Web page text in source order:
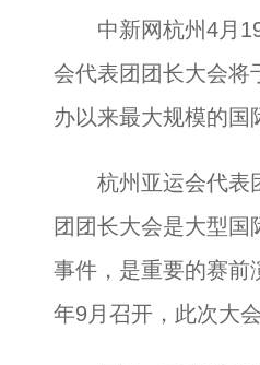
中新网杭州4月19
会代表团团长大会将
办以来最大规模的国
杭州亚运会代表团
团团长大会是大型
事件，是重要的赛前
年9月召开，此次大